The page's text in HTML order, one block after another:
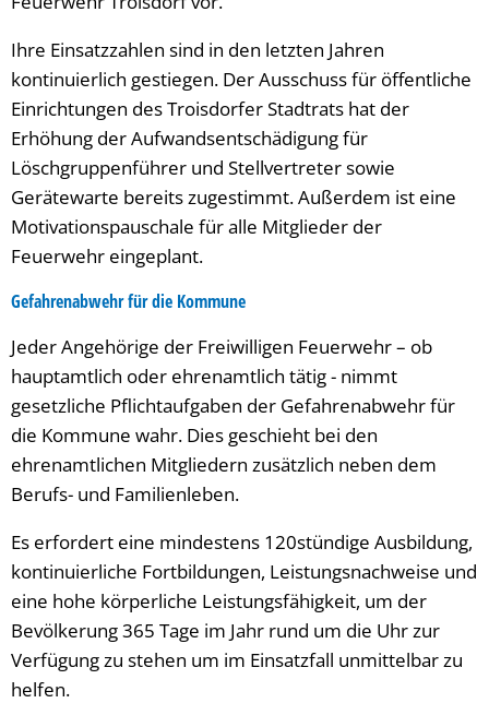
Ihre Einsatzzahlen sind in den letzten Jahren
kontinuierlich gestiegen. Der Ausschuss für öffentliche
Einrichtungen des Troisdorfer Stadtrats hat der
Erhöhung der Aufwandsentschädigung für
Löschgruppenführer und Stellvertreter sowie
Gerätewarte bereits zugestimmt. Außerdem ist eine
Motivationspauschale für alle Mitglieder der
Feuerwehr eingeplant.
Gefahrenabwehr für die Kommune
Jeder Angehörige der Freiwilligen Feuerwehr – ob
hauptamtlich oder ehrenamtlich tätig - nimmt
gesetzliche Pflichtaufgaben der Gefahrenabwehr für
die Kommune wahr. Dies geschieht bei den
ehrenamtlichen Mitgliedern zusätzlich neben dem
Berufs- und Familienleben.
Es erfordert eine mindestens 120stündige Ausbildung,
kontinuierliche Fortbildungen, Leistungsnachweise und
eine hohe körperliche Leistungsfähigkeit, um der
Bevölkerung 365 Tage im Jahr rund um die Uhr zur
Verfügung zu stehen um im Einsatzfall unmittelbar zu
helfen.